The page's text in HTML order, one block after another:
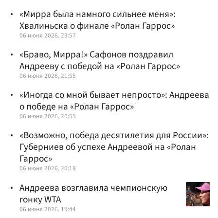
«Мирра была намного сильнее меня»:
Хвалиньска о финале «Ролан Гаррос»
06 июня 2026, 23:57
«Браво, Мирра!» Сафонов поздравил
Андрееву с победой на «Ролан Гаррос»
06 июня 2026, 21:55
«Иногда со мной бывает непросто»: Андреева
о победе на «Ролан Гаррос»
06 июня 2026, 20:55
«Возможно, победа десятилетия для России»:
Губерниев об успехе Андреевой на «Ролан
Гаррос»
06 июня 2026, 20:18
Андреева возглавила чемпионскую
гонку WTA
06 июня 2026, 19:44